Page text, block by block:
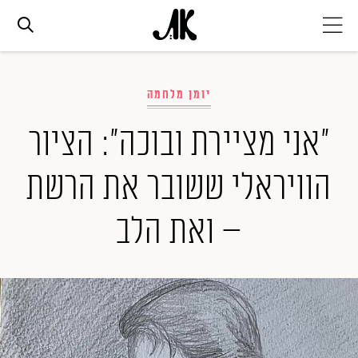
אופנה
ביוטי
סלבס
ערוצים נוספים
המגזין
יומן מלחמה
"אני מציירת ובוכה": הציור
הוויראלי ששובר את הרשת
– ואת הלב